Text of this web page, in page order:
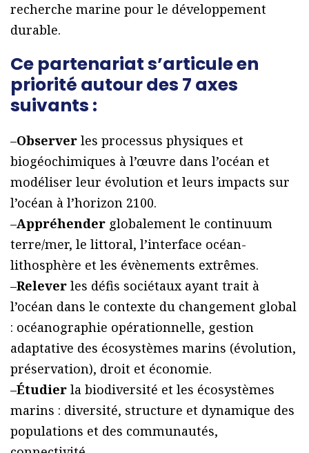
recherche marine pour le développement
durable.
Ce partenariat s’articule en
priorité autour des 7 axes
suivants :
–Observer les processus physiques et
biogéochimiques à l’œuvre dans l’océan et
modéliser leur évolution et leurs impacts sur
l’océan à l’horizon 2100.
–Appréhender globalement le continuum
terre/mer, le littoral, l’interface océan-
lithosphère et les évènements extrêmes.
–Relever les défis sociétaux ayant trait à
l’océan dans le contexte du changement global
: océanographie opérationnelle, gestion
adaptative des écosystèmes marins (évolution,
préservation), droit et économie.
–Étudier la biodiversité et les écosystèmes
marins : diversité, structure et dynamique des
populations et des communautés,